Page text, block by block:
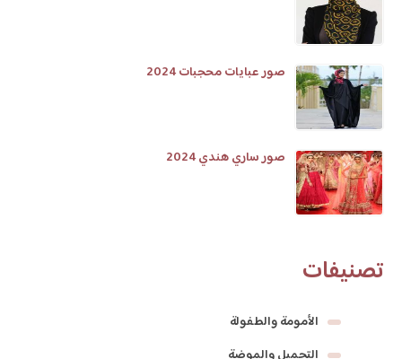
صور عبايات محجبات 2024
صور ساري هندي 2024
تصنيفات
الأمومة والطفولة